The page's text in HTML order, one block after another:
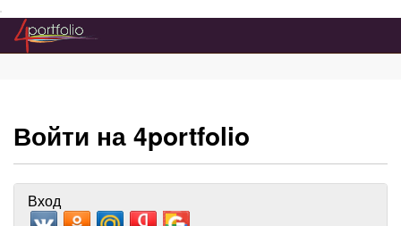
Преейти на главное меню
Войти на 4portfolio
Вход